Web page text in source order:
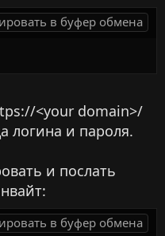
в буфер обмена
<your domain>/
логина и пароля.
и послать
в буфер обмена